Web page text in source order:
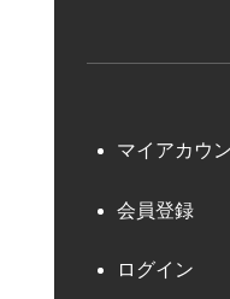
マイアカウ
会員登録
ログイン